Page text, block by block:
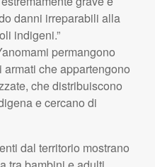
danni irreparabili alla
indigeni.”
permangono
che appartengono
che distribuiscono
e cercano di
dal territorio mostrano